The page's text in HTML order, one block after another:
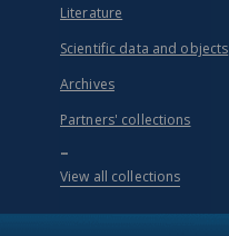
Literature
Scientific data and objects
Archives
Partners' collections
...
View all collections